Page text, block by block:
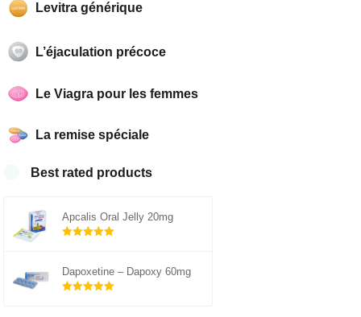
Levitra générique
L’éjaculation précoce
Le Viagra pour les femmes
La remise spéciale
Best rated products
Apcalis Oral Jelly 20mg
Dapoxetine – Dapoxy 60mg